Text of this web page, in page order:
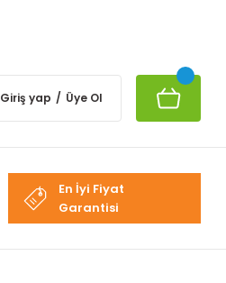
Giriş yap / Üye Ol
En İyi Fiyat
Garantisi